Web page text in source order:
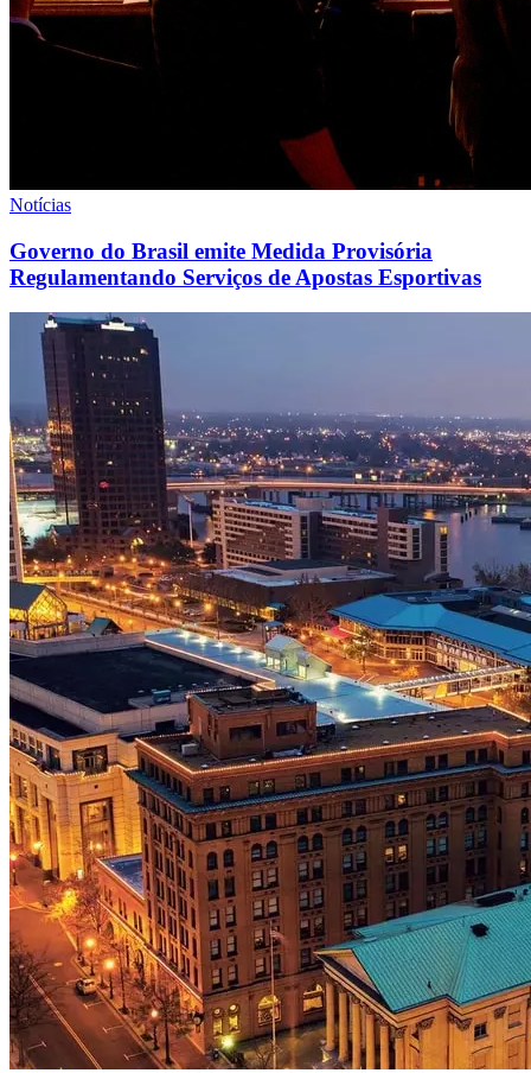
Notícias
Governo do Brasil emite Medida Provisória
Regulamentando Serviços de Apostas Esportivas